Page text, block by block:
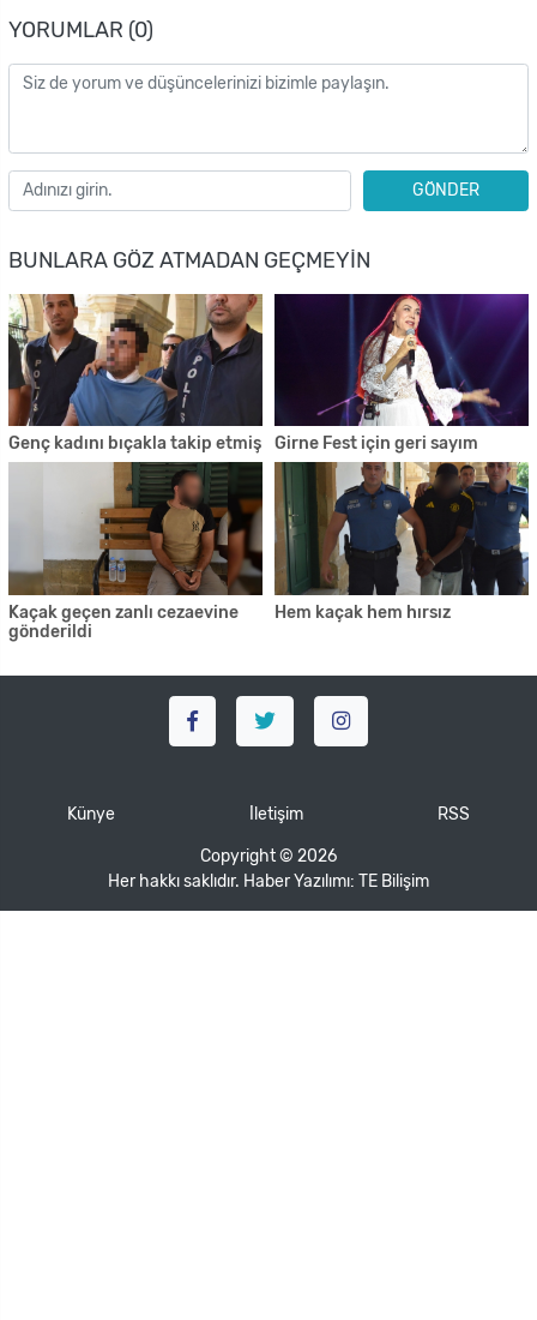
YORUMLAR (0)
GÖNDER
BUNLARA GÖZ ATMADAN GEÇMEYIN
Genç kadını bıçakla takip etmiş Girne Fest için geri sayım
Kaçak geçen zanlı cezaevine
gönderildi
Hem kaçak hem hırsız
Künye İletişim RSS
Copyright © 2026
Her hakkı saklıdır. Haber Yazılımı: TE Bilişim